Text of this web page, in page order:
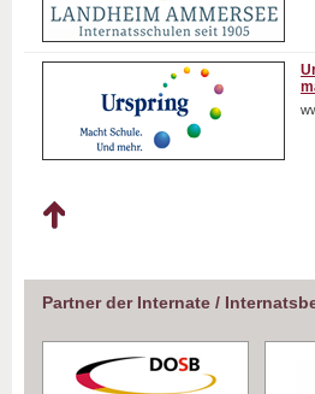
Partner der Internate /